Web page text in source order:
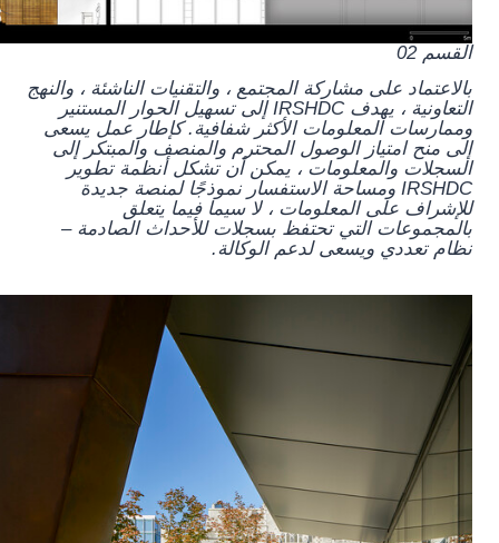
القسم 02
بالاعتماد على مشاركة المجتمع ، والتقنيات الناشئة ، والنهج
التعاونية ، يهدف IRSHDC إلى تسهيل الحوار المستنير
وممارسات المعلومات الأكثر شفافية. كإطار عمل يسعى
إلى منح امتياز الوصول المحترم والمنصف والمبتكر إلى
السجلات والمعلومات ، يمكن أن تشكل أنظمة تطوير
IRSHDC ومساحة الاستفسار نموذجًا لمنصة جديدة
للإشراف على المعلومات ، لا سيما فيما يتعلق
بالمجموعات التي تحتفظ بسجلات للأحداث الصادمة –
نظام تعددي ويسعى لدعم الوكالة.